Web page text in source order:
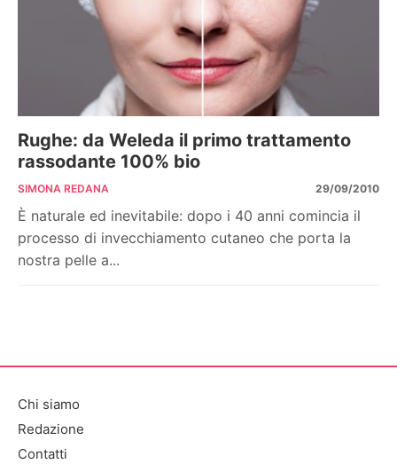
Rughe: da Weleda il primo trattamento
rassodante 100% bio
SIMONA REDANA 29/09/2010
È naturale ed inevitabile: dopo i 40 anni comincia il
processo di invecchiamento cutaneo che porta la
nostra pelle a...
Chi siamo
Redazione
Contatti